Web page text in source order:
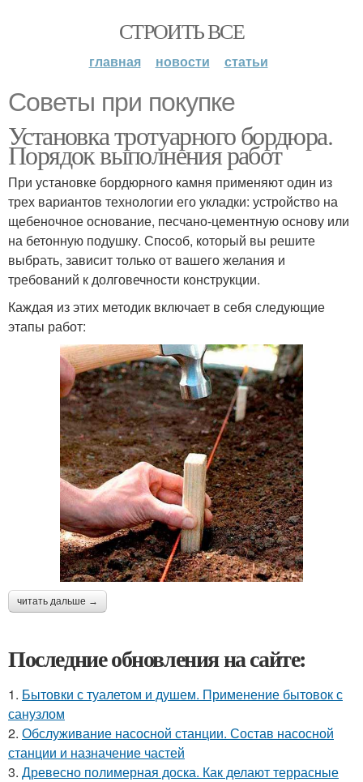
СТРОИТЬ ВСЕ
главная новости статьи
Советы при покупке
Установка тротуарного бордюра.
Порядок выполнения работ
При установке бордюрного камня применяют один из
трех вариантов технологии его укладки: устройство на
щебеночное основание, песчано-цементную основу или
на бетонную подушку. Способ, который вы решите
выбрать, зависит только от вашего желания и
требований к долговечности конструкции.
Каждая из этих методик включает в себя следующие
этапы работ:
читать дальше →
Последние обновления на сайте:
1. Бытовки с туалетом и душем. Применение бытовок с
санузлом
2. Обслуживание насосной станции. Состав насосной
станции и назначение частей
3. Древесно полимерная доска. Как делают террасные